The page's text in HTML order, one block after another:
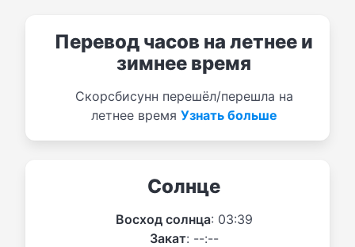
Перевод часов на летнее и
зимнее время
Скорсбисунн перешёл/перешла на
летнее время Узнать больше
Солнце
Восход солнца: 03:39
Закат: --:--